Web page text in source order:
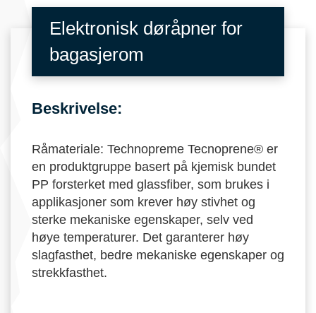
Elektronisk døråpner for
bagasjerom
Beskrivelse:
Råmateriale: Technopreme Tecnoprene® er
en produktgruppe basert på kjemisk bundet
PP forsterket med glassfiber, som brukes i
applikasjoner som krever høy stivhet og
sterke mekaniske egenskaper, selv ved
høye temperaturer. Det garanterer høy
slagfasthet, bedre mekaniske egenskaper og
strekkfasthet.